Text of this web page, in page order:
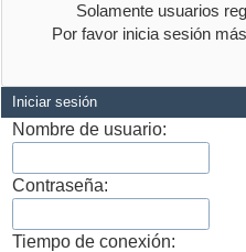
Solamente usuarios
Por favor inicia sesión
Iniciar sesión
Nombre de usuario:
Contraseña:
Tiempo de conexión: